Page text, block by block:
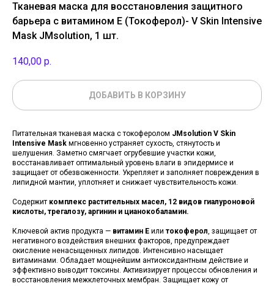
Тканевая маска для восстановления защитного
барьера с витамином Е (Токоферол)- V Skin Intensive
Mask JMsolution, 1 шт.
140,00 р.
ДОБАВИТЬ В КОРЗИНУ
Питательная тканевая маска с токоферолом JMsolution V Skin
Intensive Mask мгновенно устраняет сухость, стянутость и
шелушения. Заметно смягчает огрубевшие участки кожи,
восстанавливает оптимальный уровень влаги в эпидермисе и
защищает от обезвоженности. Укрепляет и заполняет повреждения в
липидной мантии, уплотняет и снижает чувствительность кожи.
Содержит комплекс растительных масел, 12 видов гиалуроновой
кислоты, трегалозу, аргинин и цианокобаламин.
Ключевой актив продукта — витамин Е или токоферол, защищает от
негативного воздействия внешних факторов, предупреждает
окисление ненасыщенных липидов. Интенсивно насыщает
витаминами. Обладает мощнейшим антиоксидантным действие и
эффективно выводит токсины. Активизирует процессы обновления и
восстановления межклеточных мембран. Защищает кожу от